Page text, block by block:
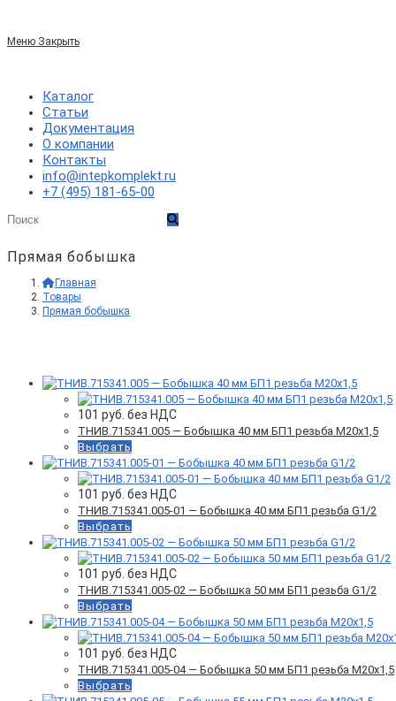
сайту
Меню Закрыть
Каталог
Статьи
Документация
О компании
Контакты
info@intepkomplekt.ru
+7 (495) 181-65-00
Прямая бобышка
Главная
Товары
Прямая бобышка
101 руб. без НДС
ТНИВ.715341.005 — Бобышка 40 мм БП1 резьба М20х1,5
Выбрать
101 руб. без НДС
ТНИВ.715341.005-01 — Бобышка 40 мм БП1 резьба G1/2
Выбрать
101 руб. без НДС
ТНИВ.715341.005-02 — Бобышка 50 мм БП1 резьба G1/2
Выбрать
101 руб. без НДС
ТНИВ.715341.005-04 — Бобышка 50 мм БП1 резьба М20х1,5
Выбрать